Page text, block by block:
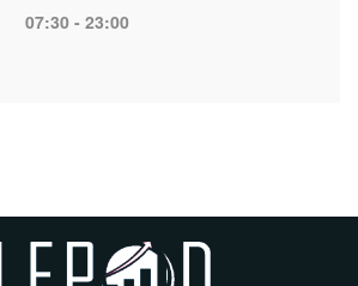
07:30 - 23:00